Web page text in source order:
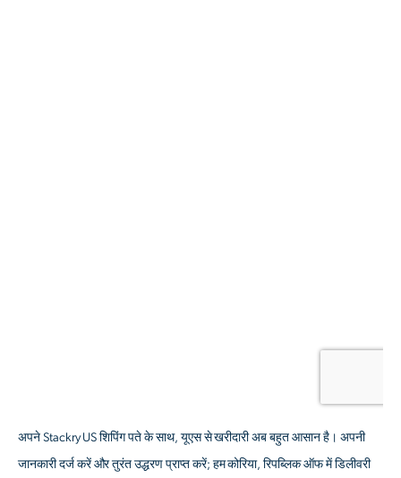
अपने Stackry US शिपिंग पते के साथ, यूएस से खरीदारी अब बहुत आसान है। अपनी
जानकारी दर्ज करें और तुरंत उद्धरण प्राप्त करें; हम कोरिया, रिपब्लिक ऑफ में डिलीवरी